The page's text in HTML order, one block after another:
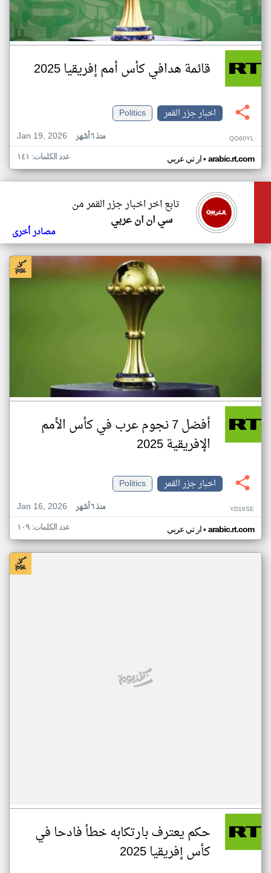
قائمة هدافي كأس أمم إفريقيا 2025
اخبار جزر القمر
Politics
Jan 19, 2026
منذ ٦ أشهر QG60YL
ار تي عربي• arabic.rt.com عدد الكلمات: ١٤١
تابع اخر اخبار جزر القمر من
سي ان ان عربي
مصادر أخرى
أفضل 7 نجوم عرب في كأس الأمم
الإفريقية 2025
اخبار جزر القمر
Politics
Jan 16, 2026
منذ ٦ أشهر YD16SE
ار تي عربي• arabic.rt.com عدد الكلمات: ١٠٩
حكم يعترف بارتكابه خطأ فادحا في
كأس إفريقيا 2025